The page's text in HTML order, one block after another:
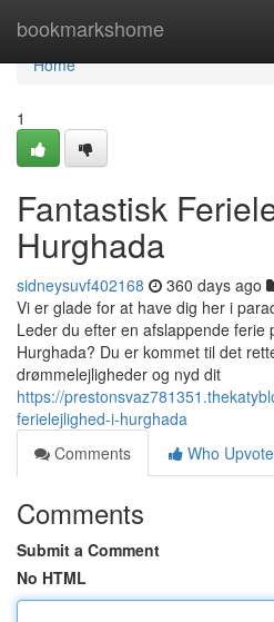
bookmarkshome
Home
Home
1
Fantastisk
Hurghada
sidneysuvf402168 360 days ago
Vi er glade for at have dig her i
Leder du efter en afslappende ferie
Hurghada? Du er kommet til det
drømmelejligheder og nyd dit
https://
ferielejlighed-i-hurghada
Comments
Who
Comments
Submit a Comment
No HTML